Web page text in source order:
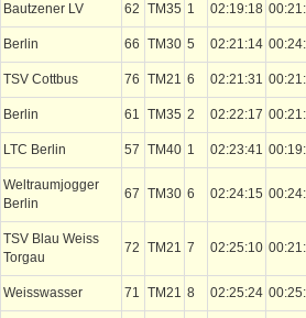
Bautzener LV 62 TM35 1 02:19:18
Berlin 66 TM30 5 02:21:14
TSV Cottbus 76 TM21 6 02:21:31
Berlin 61 TM35 2 02:22:17
LTC Berlin 57 TM40 1 02:23:41
Weltraumjogger
Berlin
67 TM30 6 02:24:15
TSV Blau Weiss
Torgau
72 TM21 7 02:25:10
Weisswasser 71 TM21 8 02:25:24